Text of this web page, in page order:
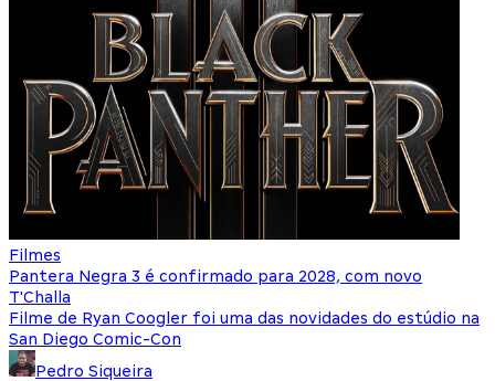
Filmes
Pantera Negra 3 é confirmado para 2028, com novo
T'Challa
Filme de Ryan Coogler foi uma das novidades do estúdio na
San Diego Comic-Con
Pedro Siqueira